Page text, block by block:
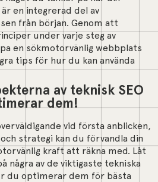
en integrerad del av
från början. Genom att
under varje steg av
en sökmotorvänlig webbplats
tips för hur du kan använda
av teknisk SEO
dem!
vid första anblicken,
strategi kan du förvandla din
kraft att räkna med. Låt
några av de viktigaste tekniska
du optimerar dem för bästa